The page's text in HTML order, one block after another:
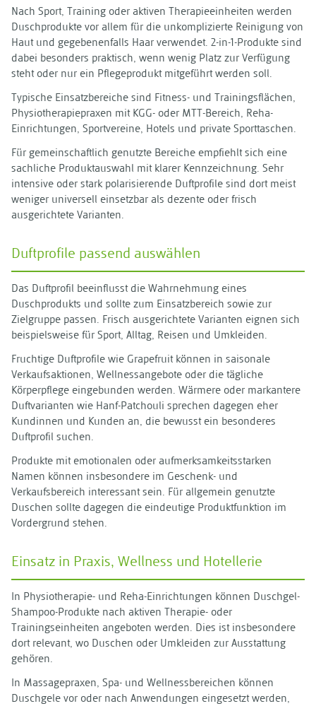
Nach Sport, Training oder aktiven Therapieeinheiten werden
Duschprodukte vor allem für die unkomplizierte Reinigung von
Haut und gegebenenfalls Haar verwendet. 2-in-1-Produkte sind
dabei besonders praktisch, wenn wenig Platz zur Verfügung
steht oder nur ein Pflegeprodukt mitgeführt werden soll.
Typische Einsatzbereiche sind Fitness- und Trainingsflächen,
Physiotherapiepraxen mit KGG- oder MTT-Bereich, Reha-
Einrichtungen, Sportvereine, Hotels und private Sporttaschen.
Für gemeinschaftlich genutzte Bereiche empfiehlt sich eine
sachliche Produktauswahl mit klarer Kennzeichnung. Sehr
intensive oder stark polarisierende Duftprofile sind dort meist
weniger universell einsetzbar als dezente oder frisch
ausgerichtete Varianten.
Duftprofile passend auswählen
Das Duftprofil beeinflusst die Wahrnehmung eines
Duschprodukts und sollte zum Einsatzbereich sowie zur
Zielgruppe passen. Frisch ausgerichtete Varianten eignen sich
beispielsweise für Sport, Alltag, Reisen und Umkleiden.
Fruchtige Duftprofile wie Grapefruit können in saisonale
Verkaufsaktionen, Wellnessangebote oder die tägliche
Körperpflege eingebunden werden. Wärmere oder markantere
Duftvarianten wie Hanf-Patchouli sprechen dagegen eher
Kundinnen und Kunden an, die bewusst ein besonderes
Duftprofil suchen.
Produkte mit emotionalen oder aufmerksamkeitsstarken
Namen können insbesondere im Geschenk- und
Verkaufsbereich interessant sein. Für allgemein genutzte
Duschen sollte dagegen die eindeutige Produktfunktion im
Vordergrund stehen.
Einsatz in Praxis, Wellness und Hotellerie
In Physiotherapie- und Reha-Einrichtungen können Duschgel-
Shampoo-Produkte nach aktiven Therapie- oder
Trainingseinheiten angeboten werden. Dies ist insbesondere
dort relevant, wo Duschen oder Umkleiden zur Ausstattung
gehören.
In Massagepraxen, Spa- und Wellnessbereichen können
Duschgele vor oder nach Anwendungen eingesetzt werden,